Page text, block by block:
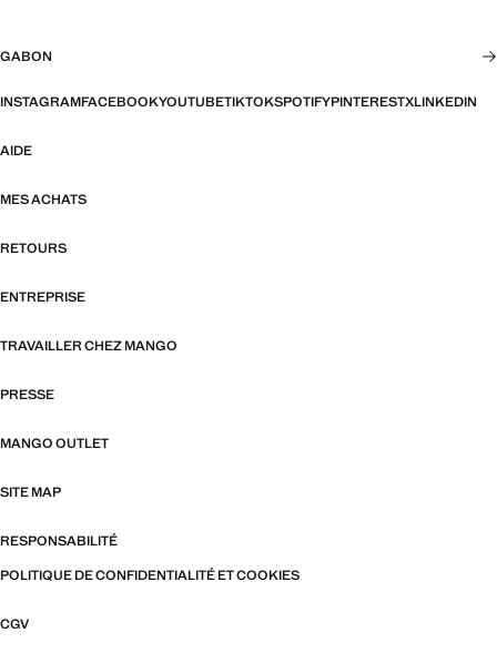
GABON
INSTAGRAMFACEBOOKYOUTUBETIKTOKSPOTIFYPINTERESTXLINKEDIN
AIDE
MES ACHATS
RETOURS
ENTREPRISE
TRAVAILLER CHEZ MANGO
PRESSE
MANGO OUTLET
SITE MAP
RESPONSABILITÉ
POLITIQUE DE CONFIDENTIALITÉ ET COOKIES
CGV